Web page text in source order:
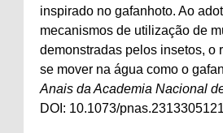
inspirado no gafanhoto. Ao
mecanismos de utilização de
demonstradas pelos insetos, o
se mover na água como o
Anais da Academia Nacional
DOI: 10.1073/pnas.2313305121